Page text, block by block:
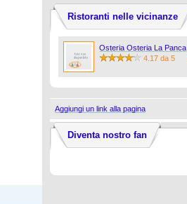
Ristoranti nelle vicinanze
Osteria Osteria La Panca
4.17 da 5
Aggiungi un link alla pagina
Diventa nostro fan